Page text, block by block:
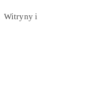
Witryny i